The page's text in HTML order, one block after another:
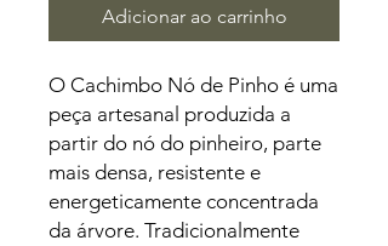
Adicionar ao carrinho
O Cachimbo Nó de Pinho é uma
peça artesanal produzida a
partir do nó do pinheiro, parte
mais densa, resistente e
energeticamente concentrada
da árvore. Tradicionalmente